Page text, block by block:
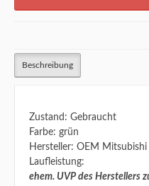
Beschreibung
Zustand: Gebraucht
Farbe: grün
Hersteller: OEM Mitsubishi
Laufleistung:
ehem. UVP des Herstellers